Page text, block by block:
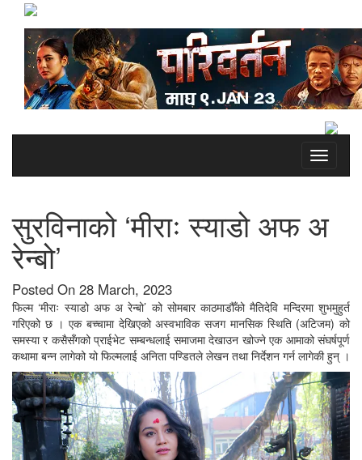
Toggle
सुरविनाको ‘मीराः स्याडो अफ अ
रेन्बो’
Posted On 28 March, 2023
फिल्म ‘मीराः स्याडो अफ अ रेन्बो’ को सोमबार काठमाडौँको मैतिदेवि मन्दिरमा शुभमुहुर्त
गरिएको छ । एक बच्चामा देखिएको अस्वभाविक सजग मानसिक स्थिति (अटिजम) को
समस्या र कसैसँगको प्राईभेट सम्बन्धलाई समाजमा देखाउन खोज्ने एक आमाको संघर्षपूर्ण
कथामा बन्न लागेको यो फिल्मलाई अनिता पण्डितले लेखन तथा निर्देशन गर्न लागेकी हुन् ।